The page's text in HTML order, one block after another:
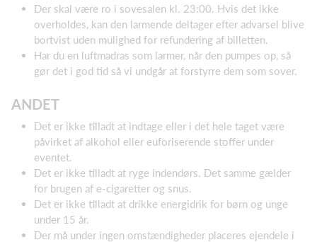
Der skal være ro i sovesalen kl. 23:00. Hvis det ikke
overholdes, kan den larmende deltager efter advarsel blive
bortvist uden mulighed for refundering af billetten.
Har du en luftmadras som larmer, når den pumpes op, så
gør det i god tid så vi undgår at forstyrre dem som sover.
ANDET
Det er ikke tilladt at indtage eller i det hele taget være
påvirket af alkohol eller euforiserende stoffer under
eventet.
Det er ikke tilladt at ryge indendørs. Det samme gælder
for brugen af e-cigaretter og snus.
Det er ikke tilladt at drikke energidrik for børn og unge
under 15 år.
Der må under ingen omstændigheder placeres ejendele i